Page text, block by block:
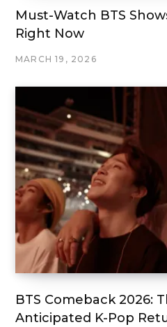
Must-Watch BTS
Right Now
MARCH 19, 2026
BTS Comeback 2026:
Anticipated K-Pop